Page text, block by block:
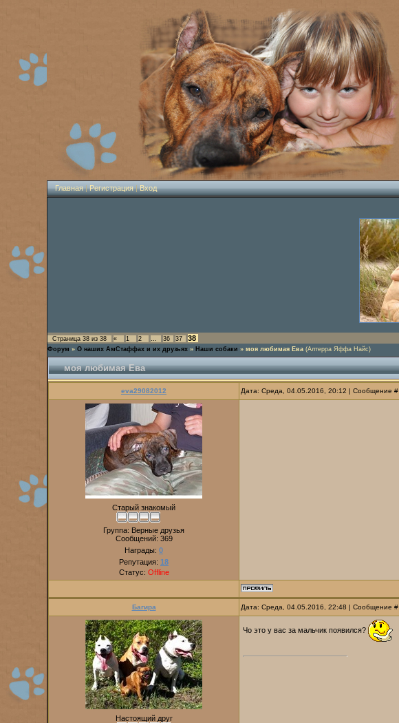
Главная|Регистрация|Вход
Страница 38 из 38 « 1 2 … 36 37 38
Форум » О наших АмСтаффах и их друзьях » Наши собаки » моя любимая Ева (Алтерра Яффа Найс)
моя любимая Ева
eva29082012 Дата: Среда, 04.05.2016, 20:12 | Сообщение #
Старый знакомый
Группа: Верные друзья
Сообщений: 369
Награды: 0
Репутация: 18
Статус: Offline
Багира Дата: Среда, 04.05.2016, 22:48 | Сообщение #
Настоящий друг
Чо это у вас за мальчик появился?